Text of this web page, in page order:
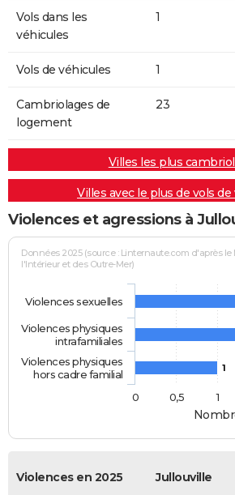
Vols dans les
véhicules
1
Vols de véhicules 1
Cambriolages de
logement
23
Villes les plus
Villes avec le plus de vols
Violences et agressions à
Données 2025 (source : Linternaute.com d'après
l'Intérieur et des Outre-Mer)
1
Violences sexuelles
Violences physiques
intrafamiliales
Violences physiques
hors cadre familial
0
0,5 1
Violences en 2025 Jullouville